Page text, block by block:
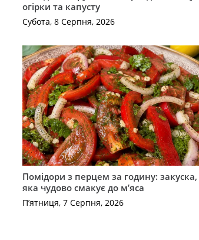
огірки та капусту
Субота, 8 Серпня, 2026
Помідори з перцем за годину: закуска,
яка чудово смакує до м’яса
П’ятниця, 7 Серпня, 2026